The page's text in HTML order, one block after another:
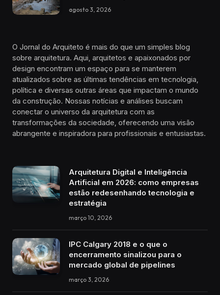
agosto 3, 2026
O Jornal do Arquiteto é mais do que um simples blog
sobre arquitetura. Aqui, arquitetos e apaixonados por
design encontram um espaço para se manterem
atualizados sobre as últimas tendências em tecnologia,
política e diversas outras áreas que impactam o mundo
da construção. Nossas notícias e análises buscam
conectar o universo da arquitetura com as
transformações da sociedade, oferecendo uma visão
abrangente e inspiradora para profissionais e entusiastas.
Arquitetura Digital e Inteligência
Artificial em 2026: como empresas
estão redesenhando tecnologia e
estratégia
março 10, 2026
IPC Calgary 2018 e o que o
encerramento sinalizou para o
mercado global de pipelines
março 3, 2026